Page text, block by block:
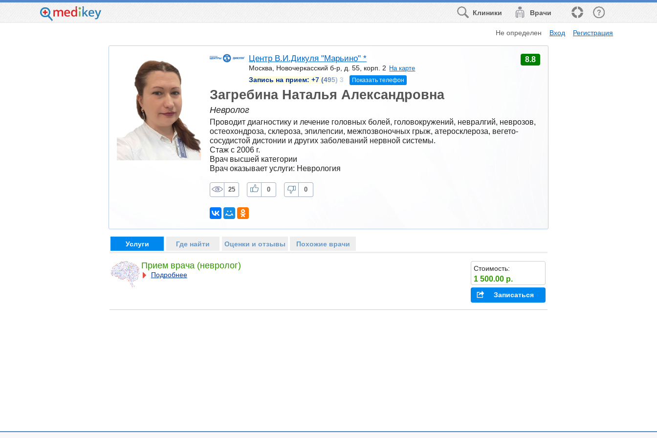
Врачи
Клиники
Не определен Вход Регистрация
Центр В.И.Дикуля "Марьино" *
Москва, Новочеркасский б-р, д. 55, корп. 2 На карте
Запись на прием: +7 (495) 3 Показать телефон
8.8
Загребина Наталья Александровна
Невролог
Проводит диагностику и лечение головных болей, головокружений, невралгий, неврозов,
остеохондроза, склероза, эпилепсии, межпозвоночных грыж, атеросклероза, вегето-
сосудистой дистонии и других заболеваний нервной системы.
Стаж с 2006 г.
Врач высшей категории
Врач оказывает услуги: Неврология
25 0 0
Услуги Где найти Оценки и отзывы Похожие врачи
Прием врача (невролог)
Подробнее
Стоимость:
1 500.00 р.
Записаться